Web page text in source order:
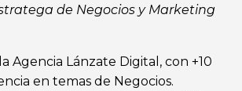
de Negocios y Marketing
Agencia Lánzate Digital, con +10
en temas de Negocios.